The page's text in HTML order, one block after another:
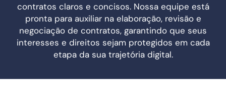
contratos claros e concisos. Nossa equipe está
pronta para auxiliar na elaboração, revisão e
negociação de contratos, garantindo que seus
interesses e direitos sejam protegidos em cada
etapa da sua trajetória digital.